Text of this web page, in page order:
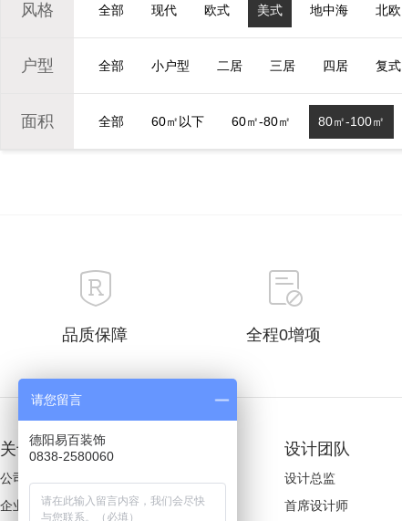
风格 全部 现代 欧式 美式 地中海 北欧
户型 全部 小户型 二居 三居 四居 复式
面积 全部 60㎡以下 60㎡-80㎡ 80㎡-100㎡
品质保障 全程0增项
关于易百
公司简介
企业文化
美式风格
设计团队
设计总监
首席设计师
请您留言
德阳易百装饰
0838-2580060